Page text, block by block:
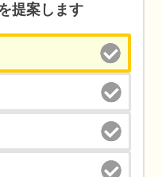
提案します